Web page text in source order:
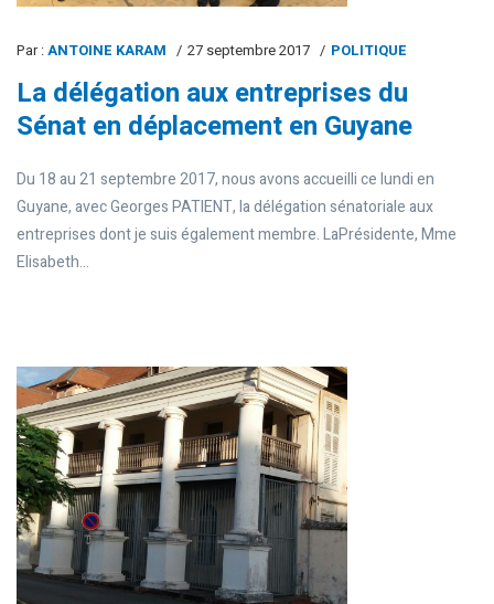
Par :ANTOINE KARAM 27 septembre 2017 POLITIQUE
La délégation aux entreprises du
Sénat en déplacement en Guyane
Du 18 au 21 septembre 2017, nous avons accueilli ce lundi en
Guyane, avec Georges PATIENT, la délégation sénatoriale aux
entreprises dont je suis également membre. LaPrésidente, Mme
Elisabeth...